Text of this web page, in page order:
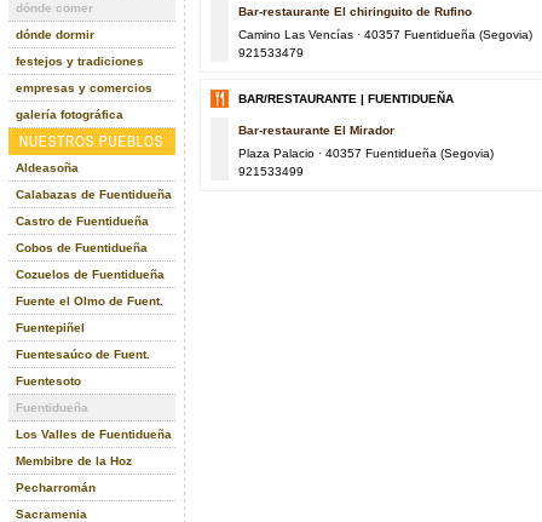
dónde comer
dónde dormir
festejos y tradiciones
empresas y comercios
galería fotográfica
Aldeasoña
Calabazas de Fuentidueña
Castro de Fuentidueña
Cobos de Fuentidueña
Cozuelos de Fuentidueña
Fuente el Olmo de Fuent.
Fuentepiñel
Fuentesaúco de Fuent.
Fuentesoto
Fuentidueña
Los Valles de Fuentidueña
Membibre de la Hoz
Pecharromán
Sacramenia
Bar-restaurante El chiringuito de Rufino
Camino Las Vencías · 40357 Fuentidueña (Segovia)
921533479
BAR/RESTAURANTE | FUENTIDUEÑA
Bar-restaurante El Mirador
Plaza Palacio · 40357 Fuentidueña (Segovia)
921533499